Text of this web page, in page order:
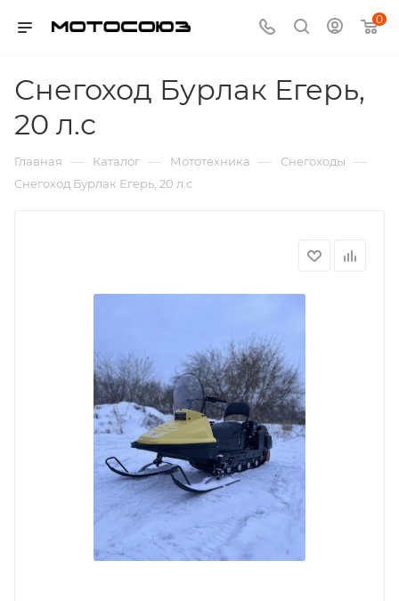
0
Снегоход Бурлак Егерь,
20 л.с
Главная — Каталог — Мототехника — Снегоходы —
Снегоход Бурлак Егерь, 20 л.с